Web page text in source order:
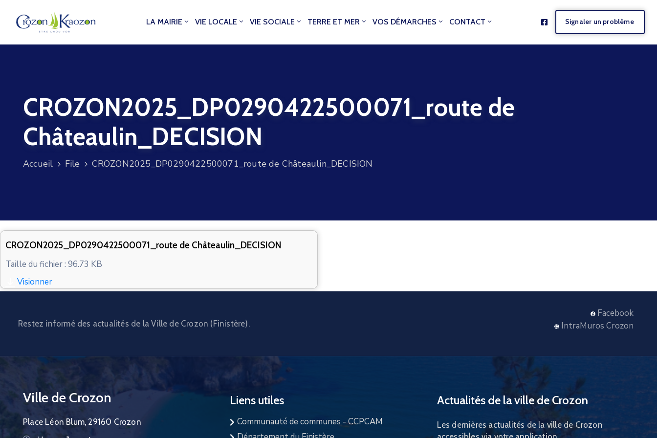
LA MAIRIE VIE LOCALE VIE SOCIALE TERRE ET MER VOS DÉMARCHES CONTACT Signaler un problème
CROZON2025_DP0290422500071_route de
Châteaulin_DECISION
Accueil File CROZON2025_DP0290422500071_route de Châteaulin_DECISION
CROZON2025_DP0290422500071_route de Châteaulin_DECISION
Taille du fichier : 96.73 KB
Visionner
Restez informé des actualités de la Ville de Crozon (Finistère).
Facebook
IntraMuros Crozon
Ville de Crozon
Place Léon Blum, 29160 Crozon
Liens utiles
Communauté de communes - CCPCAM
Actualités de la ville de Crozon
Les dernières actualités de la ville de Crozon